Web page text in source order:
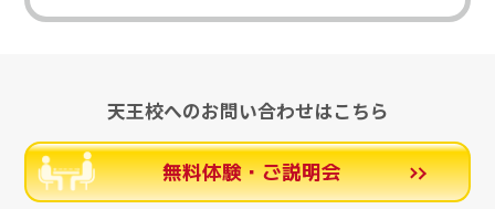
天王校へのお問い合わせはこちら
無料体験・ご説明会